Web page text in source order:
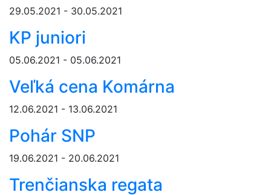
29.05.2021 - 30.05.2021
KP juniori
05.06.2021 - 05.06.2021
Veľká cena Komárna
12.06.2021 - 13.06.2021
Pohár SNP
19.06.2021 - 20.06.2021
Trenčianska regata